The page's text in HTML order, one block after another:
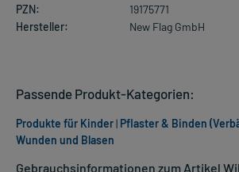
PZN:
19175771
Hersteller:
New Flag GmbH
Gebrauchsinformationen zum Artikel
Passende Produkt-Kategorien:
Produkte für Kinder| Pflaster & Binden
Wunden und Blasen